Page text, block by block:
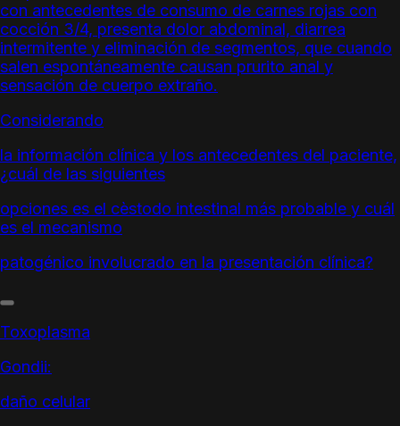
con antecedentes de consumo de carnes rojas con
cocción 3/4, presenta dolor abdominal, diarrea
intermitente y eliminación de segmentos, que cuando
salen espontáneamente causan prurito anal y
sensación de cuerpo extraño.
Considerando
la información clínica y los antecedentes del paciente,
¿cuál de las siguientes
opciones es el cèstodo intestinal más probable y cuál
es el mecanismo
patogénico involucrado en la presentación clínica?
Toxoplasma
Gondii:
daño celular